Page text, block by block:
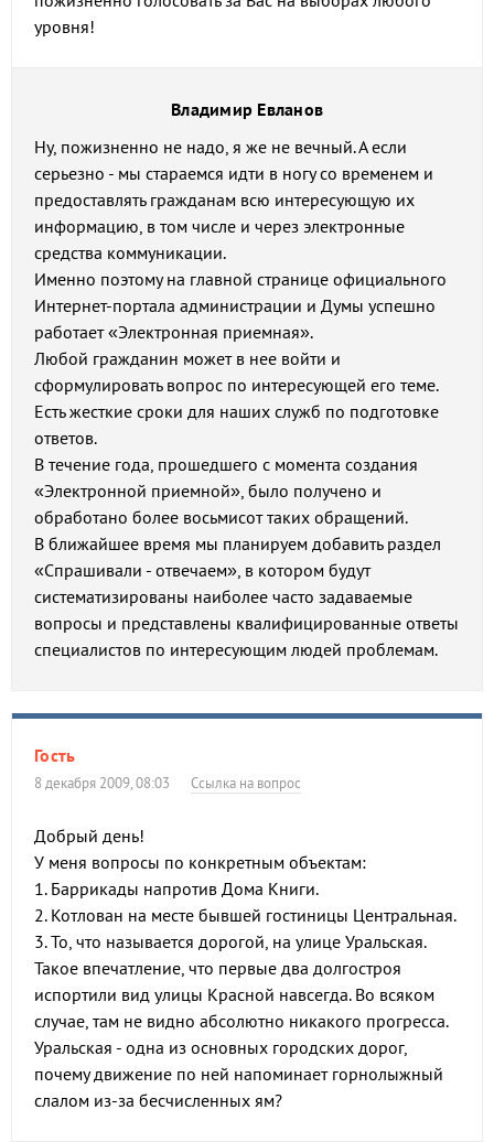
уровня!
Владимир Евланов
Ну, пожизненно не надо, я же не вечный. А если
серьезно - мы стараемся идти в ногу со временем и
предоставлять гражданам всю интересующую их
информацию, в том числе и через электронные
средства коммуникации.
Именно поэтому на главной странице официального
Интернет-портала администрации и Думы успешно
работает «Электронная приемная».
Любой гражданин может в нее войти и
сформулировать вопрос по интересующей его теме.
Есть жесткие сроки для наших служб по подготовке
ответов.
В течение года, прошедшего с момента создания
«Электронной приемной», было получено и
обработано более восьмисот таких обращений.
В ближайшее время мы планируем добавить раздел
«Спрашивали - отвечаем», в котором будут
систематизированы наиболее часто задаваемые
вопросы и представлены квалифицированные ответы
специалистов по интересующим людей проблемам.
Гость
8 декабря 2009, 08:03 Ссылка на вопрос
Добрый день!
У меня вопросы по конкретным объектам:
1. Баррикады напротив Дома Книги.
2. Котлован на месте бывшей гостиницы Центральная.
3. То, что называется дорогой, на улице Уральская.
Такое впечатление, что первые два долгостроя
испортили вид улицы Красной навсегда. Во всяком
случае, там не видно абсолютно никакого прогресса.
Уральская - одна из основных городских дорог,
почему движение по ней напоминает горнолыжный
слалом из-за бесчисленных ям?